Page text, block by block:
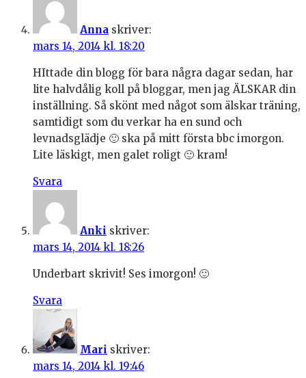
Anna skriver:
mars 14, 2014 kl. 18:20
HIttade din blogg för bara några dagar sedan, har
lite halvdålig koll på bloggar, men jag ÄLSKAR din
inställning. Så skönt med något som älskar träning,
samtidigt som du verkar ha en sund och
levnadsglädje 🙂 ska på mitt första bbc imorgon.
Lite läskigt, men galet roligt 🙂 kram!
Svara
Anki skriver:
mars 14, 2014 kl. 18:26
Underbart skrivit! Ses imorgon! 🙂
Svara
Mari skriver:
mars 14, 2014 kl. 19:46